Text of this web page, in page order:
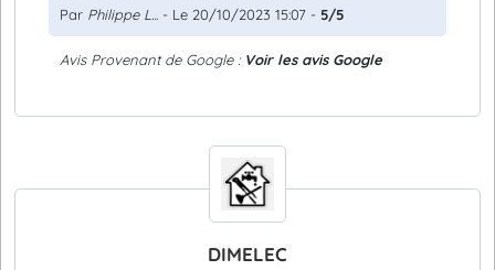
Par Philippe L... - Le 20/10/2023 15:07 - 5/5
Avis Provenant de Google : Voir les avis Google
DIMELEC